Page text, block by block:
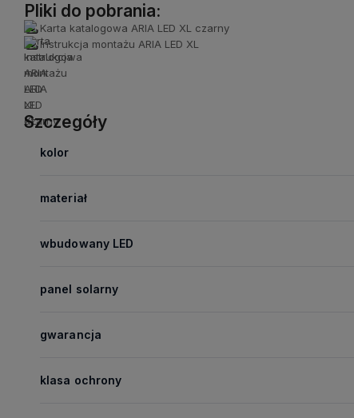
Pliki do pobrania:
Karta katalogowa ARIA LED XL czarny
Instrukcja montażu ARIA LED XL
Szczegóły
kolor
materiał
wbudowany LED
panel solarny
gwarancja
klasa ochrony